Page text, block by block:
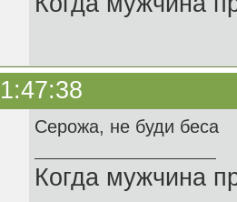
Серожа, не буди беса
Когда мужчина